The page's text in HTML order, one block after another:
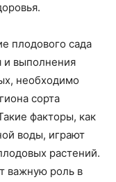
плодового сада
и выполнения
необходимо
сорта
факторы, как
воды, играют
растений.
важную роль в